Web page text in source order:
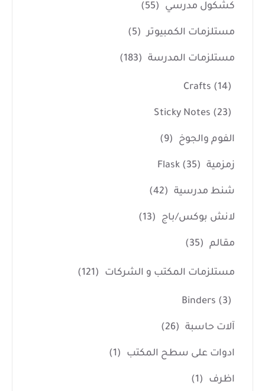
كشكول مدرسي (55)
مستلزمات الكمبيوتر (5)
مستلزمات المدرسة (183)
Crafts (14)
Sticky Notes (23)
الفوم والجوخ (9)
زمزمية Flask (35)
شنط مدرسية (42)
لانش بوكس/باج (13)
مقالم (35)
مستلزمات المكتب و الشركات (121)
Binders (3)
آلات حاسبة (26)
ادوات على سطح المكتب (1)
اظرف (1)